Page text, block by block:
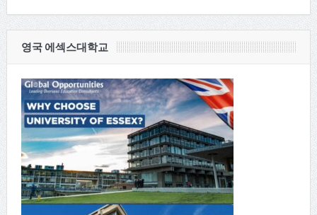
영국 에섹스대학교